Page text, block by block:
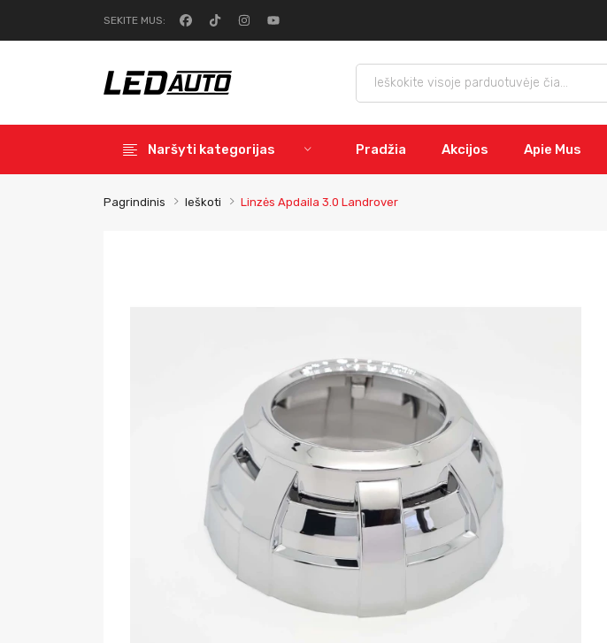
SEKITE MUS:
Naršyti kategorijas Pradžia Akcijos Apie Mus
Pagrindinis Ieškoti Linzės Apdaila 3.0 Landrover